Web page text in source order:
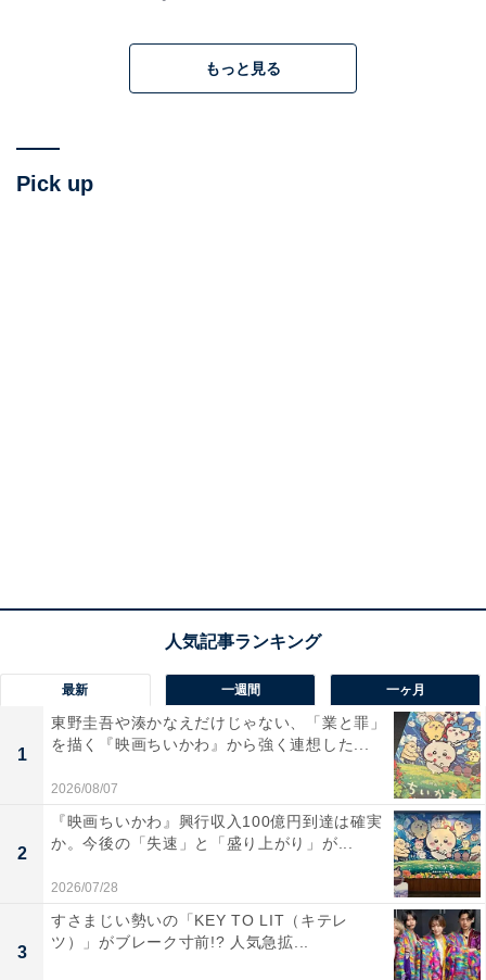
語上にもよくない影響を与えていて、シリーズ最後の作
ったと思うのです。
大沢たかおの説得力と、吉川晃司との圧巻の一騎
打ち
実写映画『キングダム』シリーズで特に称賛されている
のはキャスティングと俳優陣の演技力、特に4作全てに
登場している大沢たかおの力が大きかったと思います。
もっと見る
Pick up
最新 一週間 一ヶ月
1
東野圭吾や湊かなえだけじゃない、「業と罪」
を描く『映画ちいかわ』から強く連想した...
2026/08/07
2
『映画ちいかわ』興行収入100億円到達は確実
か。今後の「失速」と「盛り上がり」が...
2026/07/28
3
すさまじい勢いの「KEY TO LIT（キテレ
ツ）」がブレーク寸前!? 人気急拡...